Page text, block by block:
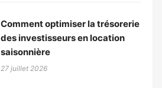
Comment optimiser la trésorerie
des investisseurs en location
saisonnière
27 juillet 2026